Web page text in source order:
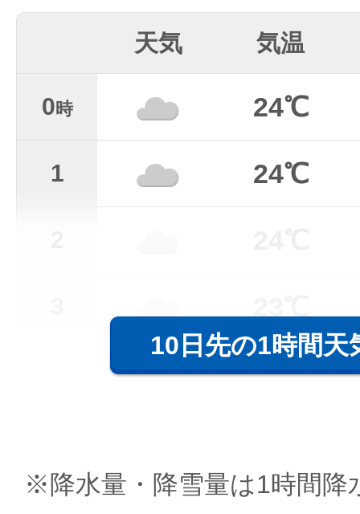
天気 気温
0時 24℃
1 24℃
10日先の1時間天
※降水量・降雪量は1時間降